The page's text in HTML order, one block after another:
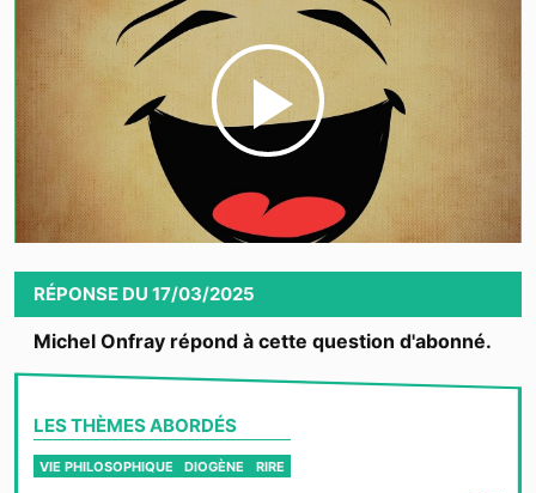
Play
Video
RÉPONSE DU 17/03/2025
Michel Onfray répond à cette question d'abonné.
LES THÈMES ABORDÉS
VIE PHILOSOPHIQUE DIOGÈNE RIRE